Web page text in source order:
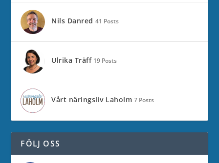
Nils Danred 41 Posts
Ulrika Träff 19 Posts
Vårt näringsliv Laholm 7 Posts
FÖLJ OSS